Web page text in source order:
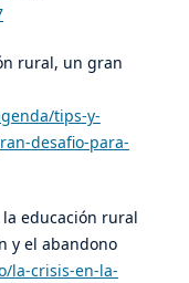
rural, un gran
tips-y-
desafio-para-
la educación rural
y el abandono
la-crisis-en-la-